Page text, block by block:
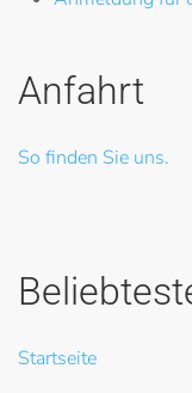
Anfahrt
So finden Sie uns.
Startseite